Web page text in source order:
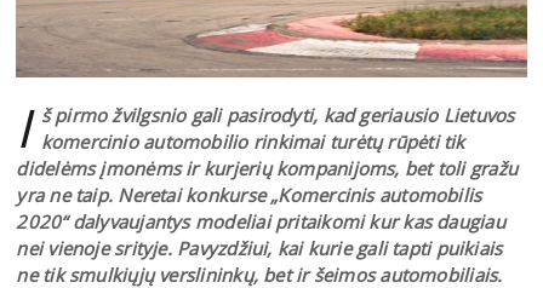
I š pirmo žvilgsnio gali pasirodyti, kad geriausio Lietuvos
komercinio automobilio rinkimai turėtų rūpėti tik
didelėms įmonėms ir kurjerių kompanijoms, bet toli gražu
yra ne taip. Neretai konkurse „Komercinis automobilis
2020“ dalyvaujantys modeliai pritaikomi kur kas daugiau
nei vienoje srityje. Pavyzdžiui, kai kurie gali tapti puikiais
ne tik smulkiųjų verslininkų, bet ir šeimos automobiliais.